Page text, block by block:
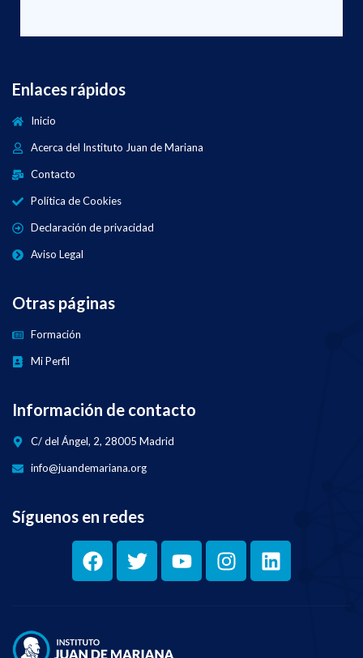
Enlaces rápidos
Inicio
Acerca del Instituto Juan de Mariana
Contacto
Política de Cookies
Declaración de privacidad
Aviso Legal
Otras páginas
Formación
Mi Perfil
Información de contacto
C/ del Ángel, 2, 28005 Madrid
info@juandemariana.org
Síguenos en redes